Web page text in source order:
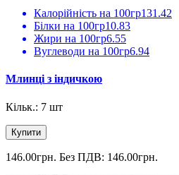
Калорійність на 100гр131.42
Білки на 100гр10.83
Жири на 100гр6.55
Вуглеводи на 100гр6.94
Млинці з індичкою
Кільк.: 7 шт
Купити
146.00грн. Без ПДВ: 146.00грн.